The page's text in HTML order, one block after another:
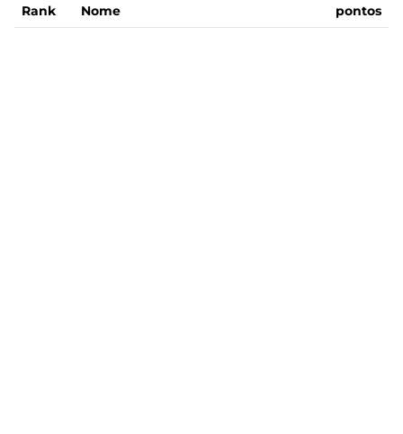
Rank Nome pontos